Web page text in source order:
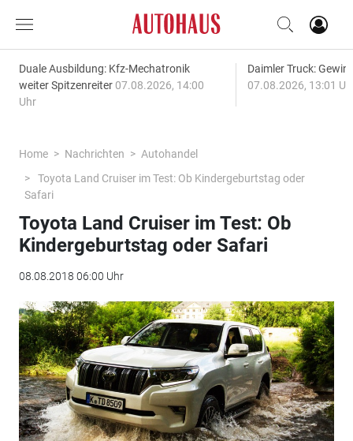
Duale Ausbildung: Kfz-Mechatronik
weiter Spitzenreiter 07.08.2026, 14:00
Uhr
Daimler Truck:
07.08.2026, 13:01
Home Nachrichten
Autohandel
Toyota Land Cruiser im Test: Ob Kindergeburtstag oder
Safari
Toyota Land Cruiser im Test: Ob
Kindergeburtstag oder Safari
08.08.2018 06:00 Uhr